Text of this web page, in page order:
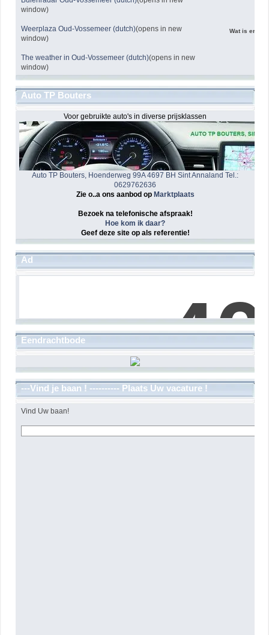
window)
Weerplaza Oud-Vossemeer (dutch)(opens in new
window)
The weather in Oud-Vossemeer (dutch)(opens in new
window)
Wat is er
Auto TP Bouters
Voor gebruikte auto's in diverse prijsklassen
Auto TP Bouters, Hoenderweg 99A 4697 BH Sint Annaland Tel.:
0629762636
Zie o..a ons aanbod op Marktplaats
Bezoek na telefonische afspraak!
Hoe kom ik daar?
Geef deze site op als referentie!
Ad
Eendrachtbode
---Vind je baan ! ---------- Plaats Uw vacature !
Vind Uw baan!